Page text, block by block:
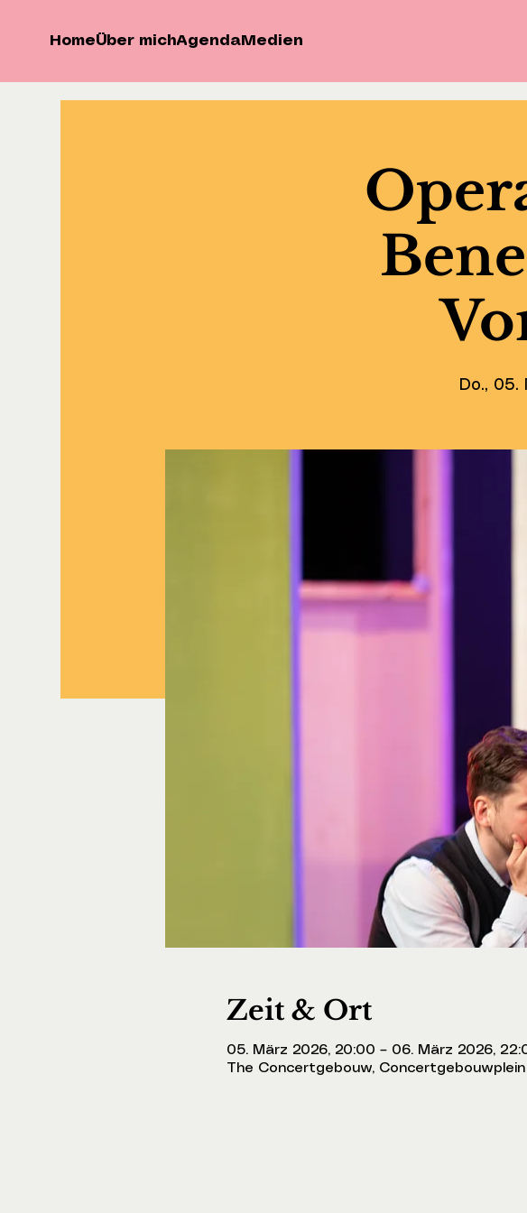
HomeÜber michAgendaMedien
Do., 05.
Zeit & Ort
05. März 2026, 20:00 – 06. März 2026,
The Concertgebouw, Concertgebouwplein